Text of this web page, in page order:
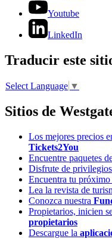
Youtube
LinkedIn
Traducir este
Select Language ▼
Sitios de
Los mejores precios
Tickets2You
Encuentre paquetes
Disfrute de
Encuentra tu próximo
Lea la revista de
Conozca nuestra
Propietarios, inicien
propietarios
Descargue la